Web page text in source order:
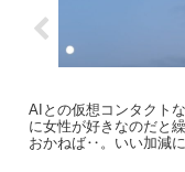
AIとの仮想コンタクト
に女性が好きなのだと
おかねば‥。いい加減